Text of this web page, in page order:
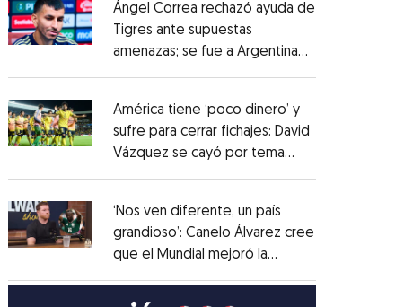
Opens in new window
Ángel Correa rechazó ayuda de
Tigres ante supuestas
amenazas; se fue a Argentina
Opens in new window
América tiene ‘poco dinero’ y
sufre para cerrar fichajes: David
Vázquez se cayó por tema
Opens in new window
‘Nos ven diferente, un país
grandioso’: Canelo Álvarez cree
que el Mundial mejoró la